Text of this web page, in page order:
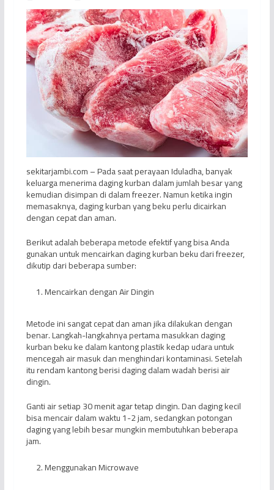
sekitarjambi.com – Pada saat perayaan Iduladha, banyak
keluarga menerima daging kurban dalam jumlah besar yang
kemudian disimpan di dalam freezer. Namun ketika ingin
memasaknya, daging kurban yang beku perlu dicairkan
dengan cepat dan aman.
Berikut adalah beberapa metode efektif yang bisa Anda
gunakan untuk mencairkan daging kurban beku dari freezer,
dikutip dari beberapa sumber:
Mencairkan dengan Air Dingin
Metode ini sangat cepat dan aman jika dilakukan dengan
benar. Langkah-langkahnya pertama masukkan daging
kurban beku ke dalam kantong plastik kedap udara untuk
mencegah air masuk dan menghindari kontaminasi. Setelah
itu rendam kantong berisi daging dalam wadah berisi air
dingin.
Ganti air setiap 30 menit agar tetap dingin. Dan daging kecil
bisa mencair dalam waktu 1-2 jam, sedangkan potongan
daging yang lebih besar mungkin membutuhkan beberapa
jam.
Menggunakan Microwave